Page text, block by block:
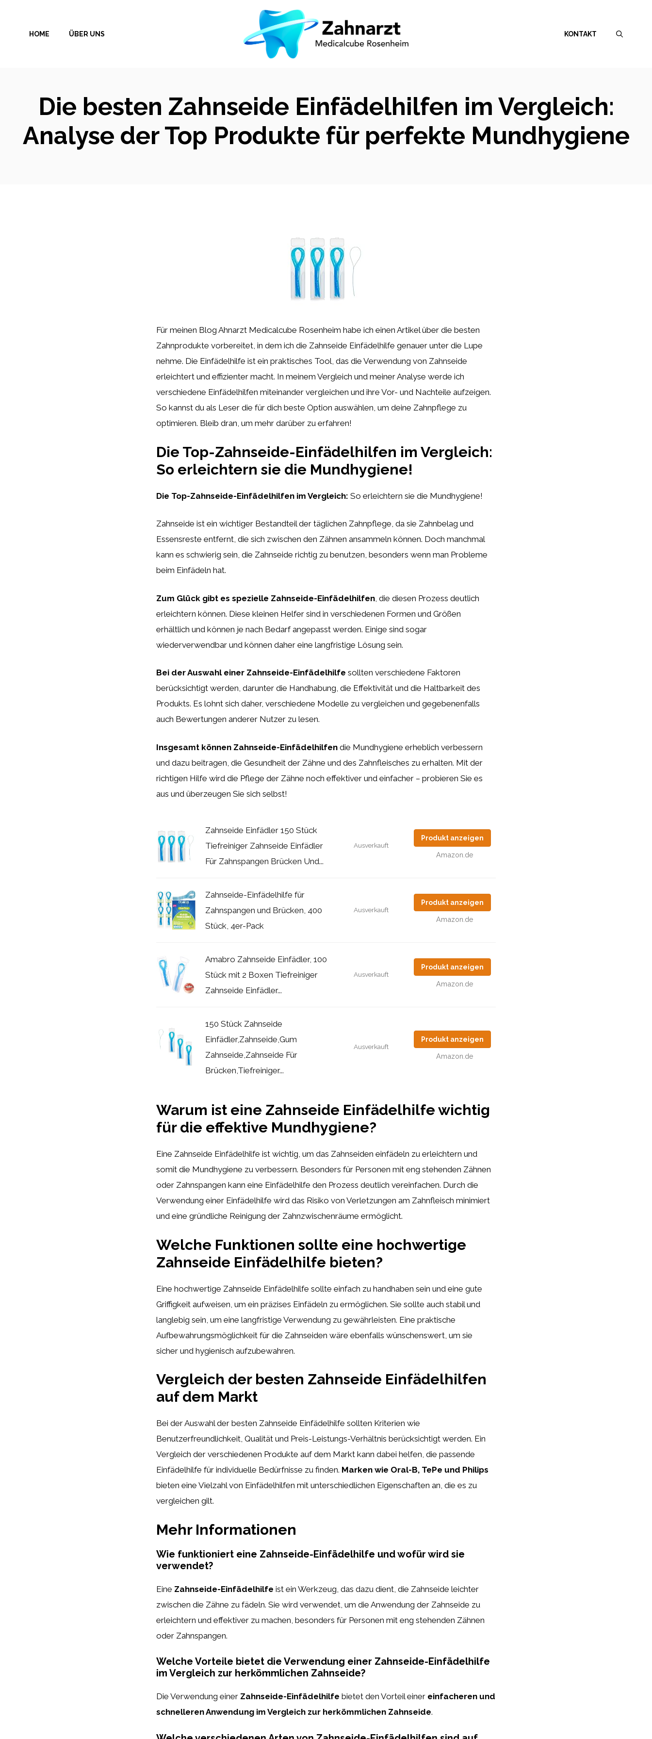
springenHOME ÜBER UNS KONTAKT
Die besten Zahnseide Einfädelhilfen im Vergleich:
Analyse der Top Produkte für perfekte Mundhygiene
Für meinen Blog Ahnarzt Medicalcube Rosenheim habe ich einen Artikel über die besten
Zahnprodukte vorbereitet, in dem ich die Zahnseide Einfädelhilfe genauer unter die Lupe
nehme. Die Einfädelhilfe ist ein praktisches Tool, das die Verwendung von Zahnseide
erleichtert und effizienter macht. In meinem Vergleich und meiner Analyse werde ich
verschiedene Einfädelhilfen miteinander vergleichen und ihre Vor- und Nachteile aufzeigen.
So kannst du als Leser die für dich beste Option auswählen, um deine Zahnpflege zu
optimieren. Bleib dran, um mehr darüber zu erfahren!
Die Top-Zahnseide-Einfädelhilfen im Vergleich:
So erleichtern sie die Mundhygiene!
Die Top-Zahnseide-Einfädelhilfen im Vergleich: So erleichtern sie die Mundhygiene!
Zahnseide ist ein wichtiger Bestandteil der täglichen Zahnpflege, da sie Zahnbelag und
Essensreste entfernt, die sich zwischen den Zähnen ansammeln können. Doch manchmal
kann es schwierig sein, die Zahnseide richtig zu benutzen, besonders wenn man Probleme
beim Einfädeln hat.
Zum Glück gibt es spezielle Zahnseide-Einfädelhilfen , die diesen Prozess deutlich
erleichtern können. Diese kleinen Helfer sind in verschiedenen Formen und Größen
erhältlich und können je nach Bedarf angepasst werden. Einige sind sogar
wiederverwendbar und können daher eine langfristige Lösung sein.
Bei der Auswahl einer Zahnseide-Einfädelhilfe sollten verschiedene Faktoren
berücksichtigt werden, darunter die Handhabung, die Effektivität und die Haltbarkeit des
Produkts. Es lohnt sich daher, verschiedene Modelle zu vergleichen und gegebenenfalls
auch Bewertungen anderer Nutzer zu lesen.
Insgesamt können Zahnseide-Einfädelhilfen die Mundhygiene erheblich verbessern
und dazu beitragen, die Gesundheit der Zähne und des Zahnfleisches zu erhalten. Mit der
richtigen Hilfe wird die Pflege der Zähne noch effektiver und einfacher – probieren Sie es
aus und überzeugen Sie sich selbst!
Zahnseide Einfädler 150 Stück
Tiefreiniger Zahnseide Einfädler
Für Zahnspangen Brücken Und...
Ausverkauft
Produkt anzeigen
Amazon.de
Zahnseide-Einfädelhilfe für
Zahnspangen und Brücken, 400
Stück, 4er-Pack
Ausverkauft
Produkt anzeigen
Amazon.de
Amabro Zahnseide Einfädler, 100
Stück mit 2 Boxen Tiefreiniger
Zahnseide Einfädler...
Ausverkauft
Produkt anzeigen
Amazon.de
150 Stück Zahnseide
Einfädler,Zahnseide,Gum
Zahnseide,Zahnseide Für
Brücken,Tiefreiniger...
Ausverkauft
Produkt anzeigen
Amazon.de
Warum ist eine Zahnseide Einfädelhilfe wichtig
für die effektive Mundhygiene?
Eine Zahnseide Einfädelhilfe ist wichtig, um das Zahnseiden einfädeln zu erleichtern und
somit die Mundhygiene zu verbessern. Besonders für Personen mit eng stehenden Zähnen
oder Zahnspangen kann eine Einfädelhilfe den Prozess deutlich vereinfachen. Durch die
Verwendung einer Einfädelhilfe wird das Risiko von Verletzungen am Zahnfleisch minimiert
und eine gründliche Reinigung der Zahnzwischenräume ermöglicht.
Welche Funktionen sollte eine hochwertige
Zahnseide Einfädelhilfe bieten?
Eine hochwertige Zahnseide Einfädelhilfe sollte einfach zu handhaben sein und eine gute
Griffigkeit aufweisen, um ein präzises Einfädeln zu ermöglichen. Sie sollte auch stabil und
langlebig sein, um eine langfristige Verwendung zu gewährleisten. Eine praktische
Aufbewahrungsmöglichkeit für die Zahnseiden wäre ebenfalls wünschenswert, um sie
sicher und hygienisch aufzubewahren.
Vergleich der besten Zahnseide Einfädelhilfen
auf dem Markt
Bei der Auswahl der besten Zahnseide Einfädelhilfe sollten Kriterien wie
Benutzerfreundlichkeit, Qualität und Preis-Leistungs-Verhältnis berücksichtigt werden. Ein
Vergleich der verschiedenen Produkte auf dem Markt kann dabei helfen, die passende
Einfädelhilfe für individuelle Bedürfnisse zu finden. Marken wie Oral-B, TePe und Philips
bieten eine Vielzahl von Einfädelhilfen mit unterschiedlichen Eigenschaften an, die es zu
vergleichen gilt.
Mehr Informationen
Wie funktioniert eine Zahnseide-Einfädelhilfe und wofür wird sie
verwendet?
Eine Zahnseide-Einfädelhilfe ist ein Werkzeug, das dazu dient, die Zahnseide leichter
zwischen die Zähne zu fädeln. Sie wird verwendet, um die Anwendung der Zahnseide zu
erleichtern und effektiver zu machen, besonders für Personen mit eng stehenden Zähnen
oder Zahnspangen.
Welche Vorteile bietet die Verwendung einer Zahnseide-Einfädelhilfe
im Vergleich zur herkömmlichen Zahnseide?
Die Verwendung einer Zahnseide-Einfädelhilfe bietet den Vorteil einer einfacheren und
schnelleren Anwendung im Vergleich zur herkömmlichen Zahnseide.